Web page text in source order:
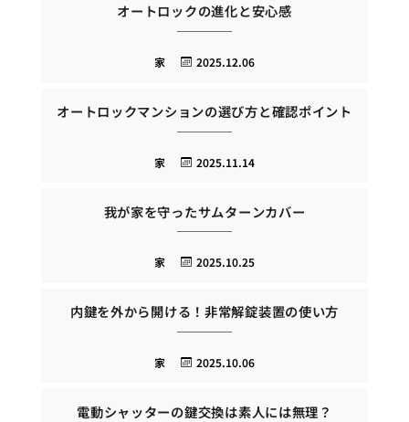
オートロックの進化と安心感
2025.12.06
家
オートロックマンションの選び方と確認ポイント
2025.11.14
家
我が家を守ったサムターンカバー
2025.10.25
家
内鍵を外から開ける！非常解錠装置の使い方
2025.10.06
家
電動シャッターの鍵交換は素人には無理？